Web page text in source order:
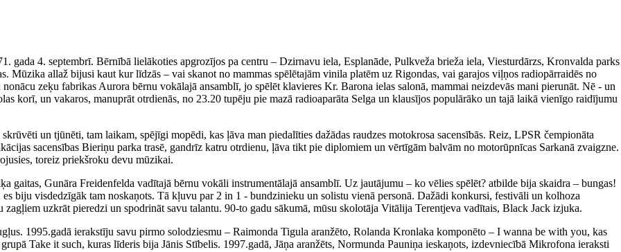
gada 4. septembrī. Bērnībā lielākoties apgrozījos pa centru – Dzirnavu iela, Esplanāde, Pulkveža brieža iela, Viesturdārzs, Kronvalda parks
Mūzika allaž bijusi kaut kur līdzās – vai skanot no mammas spēlētajām vinila platēm uz Rigondas, vai garajos viļņos radiopārraidēs no
zeķu fabrikas Aurora bērnu vokālajā ansamblī, jo spēlēt klavieres Kr. Barona ielas salonā, mammai neizdevās mani pierunāt. Nē - un
korī, un vakaros, manuprāt otrdienās, no 23.20 tupēju pie mazā radioaparāta Selga un klausījos populārāko un tajā laikā vienīgo raidījumu
un tjūnēti, tam laikam, spējīgi mopēdi, kas ļāva man piedalīties dažādas raudzes motokrosa sacensībās. Reiz, LPSR čempionāta
sacensības Bieriņu parka trasē, gandrīz katru otrdienu, ļāva tikt pie diplomiem un vērtīgām balvām no motorūpnīcas Sarkanā zvaigzne.
toreiz priekšroku devu mūzikai.
gaitas, Gunāra Freidenfelda vadītajā bērnu vokāli instrumentālajā ansamblī. Uz jautājumu – ko vēlies spēlēt? atbilde bija skaidra – bungas!
biju visdedzīgāk tam noskaņots. Tā kļuvu par 2 in 1 - bundzinieku un solistu vienā personā. Dažādi konkursi, festivāli un kolhoza
uzkrāt pieredzi un spodrināt savu talantu. 90-to gadu sākumā, mūsu skolotāja Vitālija Terentjeva vadītais, Black Jack izjuka.
1995.gadā ierakstīju savu pirmo solodziesmu – Raimonda Tigula aranžēto, Rolanda Kronlaka komponēto – I wanna be with you, kas
Take it such, kuras līderis bija Jānis Stībelis. 1997.gadā, Jāņa aranžēts, Normunda Pauniņa ieskaņots, izdevniecībā Mikrofona ieraksti